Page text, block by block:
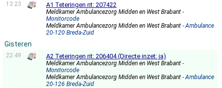
13:23 A1 Teteringen rit: 207422
Meldkamer Ambulancezorg Midden en West Brabant -
Monitorcode
Meldkamer Ambulancezorg Midden en West Brabant - Ambulance
20-120 Breda-Zuid
Gisteren
22:49 A2 Teteringen rit: 206404 (Directe inzet: ja)
Meldkamer Ambulancezorg Midden en West Brabant -
Monitorcode
Meldkamer Ambulancezorg Midden en West Brabant - Ambulance
20-126 Breda-Zuid